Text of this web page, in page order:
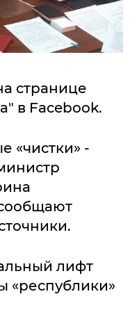
странице
в Facebook.
«чистки» -
лифт
«республики»